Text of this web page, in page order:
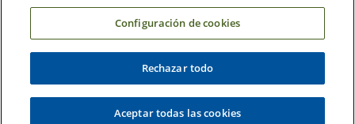
Duke School of Medicine
Duke School of Nursing
Configuración de cookies
Rechazar todo
Aceptar todas las cookies